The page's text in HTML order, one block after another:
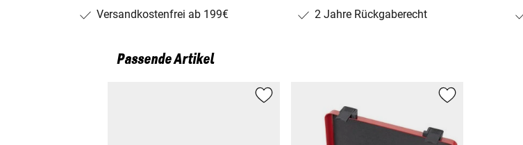
Versandkostenfrei ab 199€ 2 Jahre Rückgaberecht
Passende Artikel